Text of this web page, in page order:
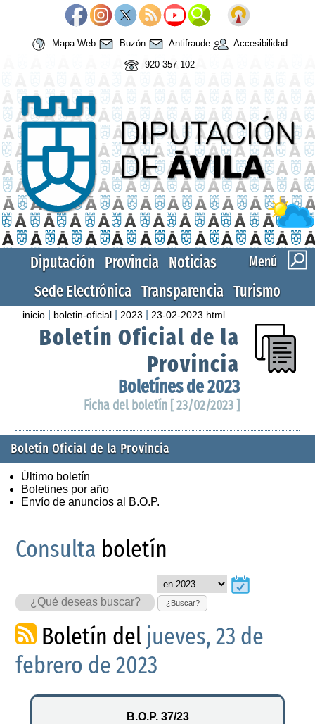
Mapa Web Buzón Antifraude
Accesibilidad
920 357 102
Menú
Diputación Provincia Noticias
Sede Electrónica Transparencia Turismo
inicio boletin-oficial 2023 23-02-2023.html
Boletín Oficial de la
Provincia
Boletínes de 2023
Ficha del boletín [ 23/02/2023 ]
Boletín Oficial de la Provincia
Último boletín
Boletines por año
Envío de anuncios al B.O.P.
Consulta boletín
¿Buscar?
Boletín del jueves, 23 de
febrero de 2023
B.O.P. 37/23